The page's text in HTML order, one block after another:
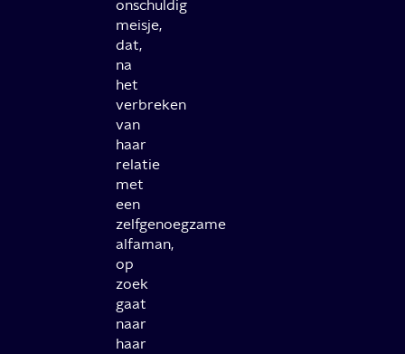
onschuldig
meisje,
dat,
na
het
verbreken
van
haar
relatie
met
een
zelfgenoegzame
alfaman,
op
zoek
gaat
naar
haar